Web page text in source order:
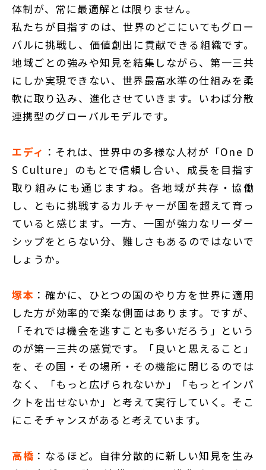
体制が、常に最適解とは限りません。
私たちが目指すのは、世界のどこにいてもグロー
バルに挑戦し、価値創出に貢献できる組織です。
地域ごとの強みや知見を結集しながら、第一三共
にしか実現できない、世界最高水準の仕組みを柔
軟に取り込み、進化させていきます。いわば分散
連携型のグローバルモデルです。
エディ ：それは、世界中の多様な人材が「One D
S Culture」のもとで信頼し合い、成長を目指す
取り組みにも通じますね。各地域が共存・協働
し、ともに挑戦するカルチャーが国を超えて育っ
ていると感じます。一方、一国が強力なリーダー
シップをとらない分、難しさもあるのではないで
しょうか。
塚本 ：確かに、ひとつの国のやり方を世界に適用
した方が効率的で楽な側面はあります。ですが、
「それでは機会を逃すことも多いだろう」という
のが第一三共の感覚です。「良いと思えること」
を、その国・その場所・その機能に閉じるのでは
なく、「もっと広げられないか」「もっとインパ
クトを出せないか」と考えて実行していく。そこ
にこそチャンスがあると考えています。
高橋 ：なるほど。自律分散的に新しい知見を生み